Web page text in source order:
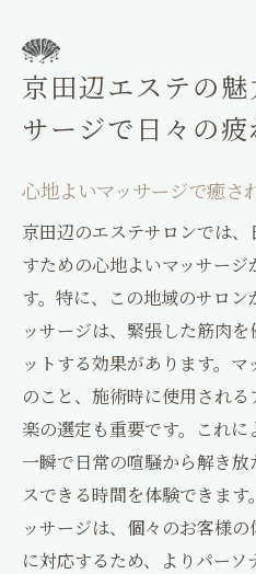
京田辺エステの魅
サージで日々の疲
心地よいマッサージで癒さ
京田辺のエステサロンでは
すための心地よいマッサー
す。特に、この地域のサロ
ッサージは、緊張した筋肉
ットする効果があります。
のこと、施術時に使用され
楽の選定も重要です。これ
一瞬で日常の喧騒から解き
スできる時間を体験できま
ッサージは、個々のお客様
に対応するため、よりパー